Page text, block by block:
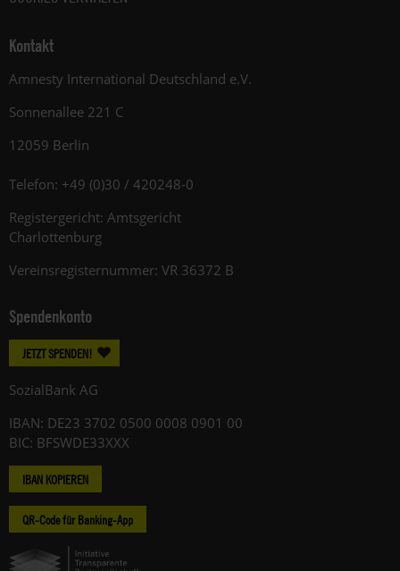
Kontakt
Amnesty International Deutschland e.V.
Sonnenallee 221 C
12059 Berlin
Telefon: +49 (0)30 / 420248-0
Registergericht: Amtsgericht
Charlottenburg
Vereinsregisternummer: VR 36372 B
Spendenkonto
JETZT SPENDEN!
SozialBank AG
IBAN: DE23 3702 0500 0008 0901 00
BIC: BFSWDE33XXX
IBAN KOPIEREN
QR-Code für Banking-App